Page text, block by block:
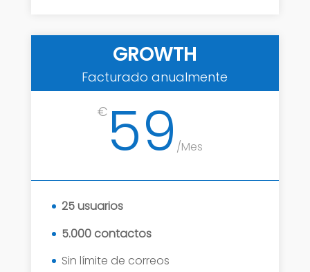
GROWTH
Facturado anualmente
€59 /Mes
25 usuarios
5.000 contactos
Sin límite de correos